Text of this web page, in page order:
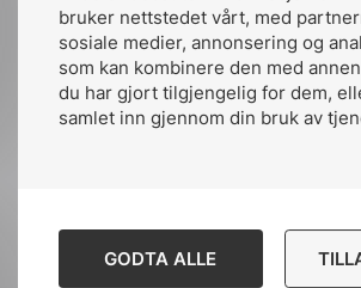
bruker nettstedet vårt, med
sosiale medier, annonsering og
som kan kombinere den med
du har gjort tilgjengelig for dem,
samlet inn gjennom din bruk av
GODTA ALLE
støpeskjeen. Vi lurer på
jakt etter abonnenter?
– Abonnentene får varsel når
interesse og velge når de
innholdet. Det må jo være flott,